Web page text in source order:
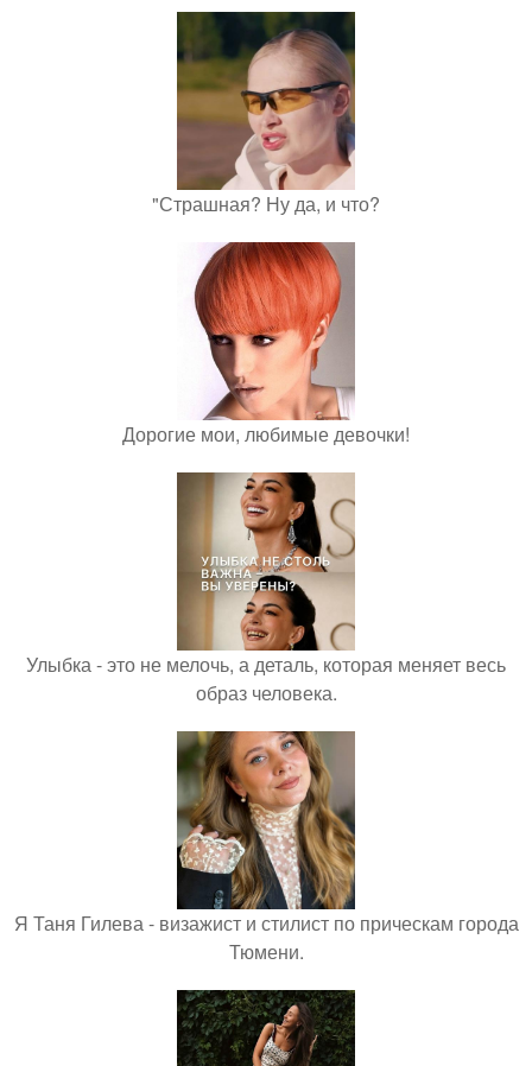
"Страшная? Ну да, и что?
Дорогие мои, любимые девочки!
Улыбка - это не мелочь, а деталь, которая меняет весь
образ человека.
Я Таня Гилева - визажист и стилист по прическам города
Тюмени.